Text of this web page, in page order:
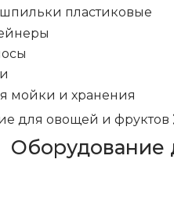
пластиковые
мойки и хранения
для овощей и фруктов
Оборудование